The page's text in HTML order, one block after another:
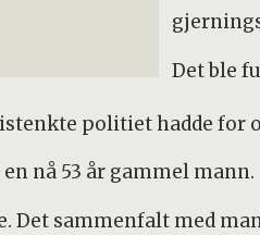
Det ble
politiet hadde for
nå 53 år gammel mann.
sammenfalt med